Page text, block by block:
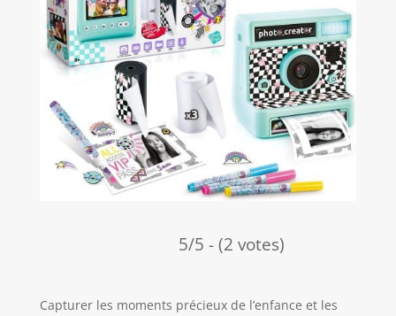
5/5 - (2 votes)
Capturer les moments précieux de l’enfance et les